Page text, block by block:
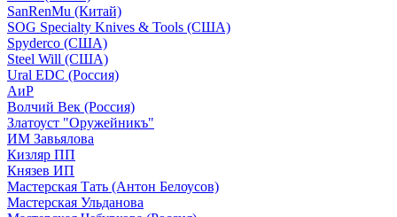
SanRenMu (Китай)
SOG Specialty Knives & Tools (США)
Spyderco (США)
Steel Will (США)
Ural EDC (Россия)
АиР
Волчий Век (Россия)
Златоуст "Оружейникъ"
ИМ Завьялова
Кизляр ПП
Князев ИП
Мастерская Тать (Антон Белоусов)
Мастерская Ульданова